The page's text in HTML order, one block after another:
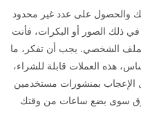
والحصول على عدد غير محدود
ذلك الصور أو البكرات، فأنت
للملف الشخصي. يجب أن تفكر، ما
هذه العملات قابلة للشراء،
الإعجاب بمنشورات مستخدمين
سوى بضع ساعات من وقتك